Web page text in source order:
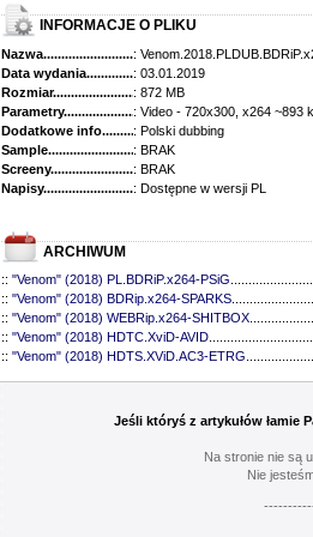
INFORMACJE O PLIKU
Nazwa.............................................
:
Data wydania......................................
: 03.01.2019
Rozmiar...........................................
: 872 MB
Parametry.........................................: Video - 720x300, x264 ~893
Dodatkowe info....................................
: Polski dubbing
Sample............................................
: BRAK
Screeny...........................................
: BRAK
Napisy............................................
: Dostępne w wersji PL
ARCHIWUM
:: "Venom" (2018) PL.BDRiP.x264-PSiG
:: "Venom" (2018) BDRip.x264-SPARKS
:: "Venom" (2018) WEBRip.x264-SHITBOX
:: "Venom" (2018) HDTC.XviD-AVID
:: "Venom" (2018) HDTS.XViD.AC3-ETRG
Jeśli któryś z artykułów łamie
Na stronie nie są
Nie